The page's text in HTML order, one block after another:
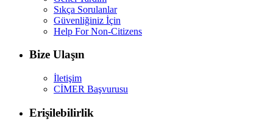
Sıkça Sorulanlar
Güvenliğiniz İçin
Help For Non-Citizens
Bize Ulaşın
İletişim
CİMER Başvurusu
Erişilebilirlik